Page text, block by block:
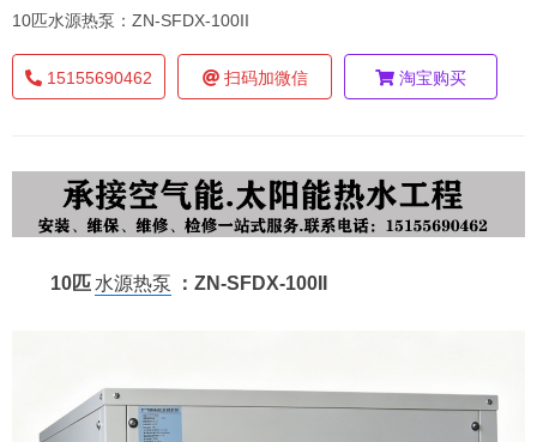
10匹水源热泵：ZN-SFDX-100II
15155690462 扫码加微信 淘宝购买
10匹 水源热泵 ：ZN-SFDX-100II